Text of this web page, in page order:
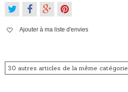
Ajouter à ma liste d'envies
30 autres articles de la même catégorie